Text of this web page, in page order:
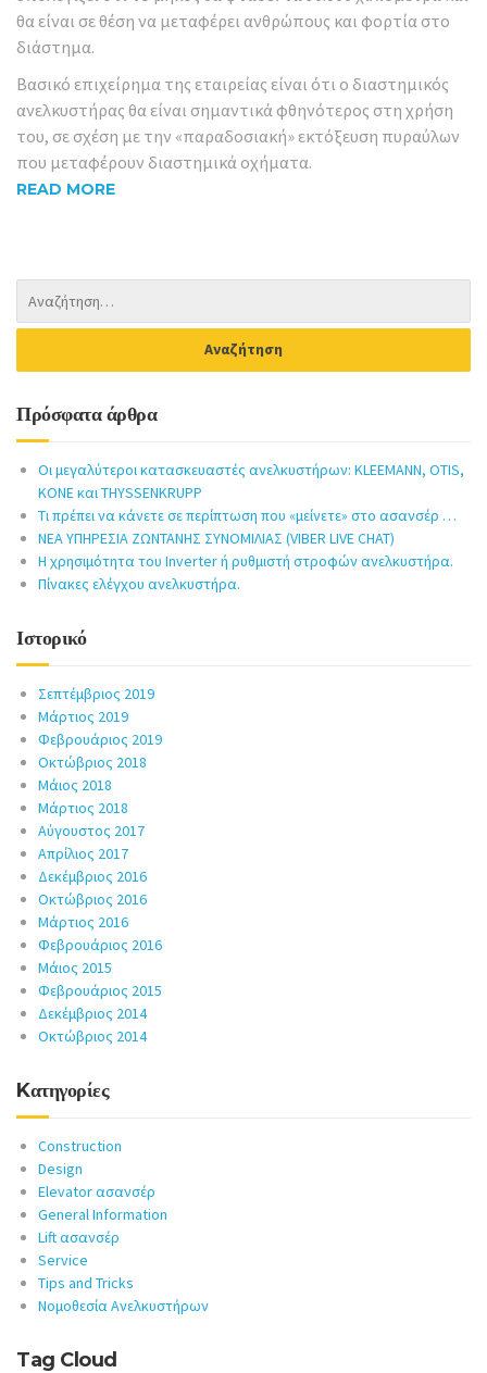
θα είναι σε θέση να μεταφέρει ανθρώπους και φορτία στο
διάστημα.
Βασικό επιχείρημα της εταιρείας είναι ότι ο διαστημικός
ανελκυστήρας θα είναι σημαντικά φθηνότερος στη χρήση
του, σε σχέση με την «παραδοσιακή» εκτόξευση πυραύλων
που μεταφέρουν διαστημικά οχήματα.
READ MORE
Πρόσφατα άρθρα
Οι μεγαλύτεροι κατασκευαστές ανελκυστήρων: KLEEMANN, OTIS,
KONE και THYSSENKRUPP
Τι πρέπει να κάνετε σε περίπτωση που «μείνετε» στο ασανσέρ …
ΝΕΑ ΥΠΗΡΕΣΙΑ ΖΩΝΤΑΝΗΣ ΣΥΝΟΜΙΛΙΑΣ (VIBER LIVE CHAT)
Η χρησιμότητα του Inverter ή ρυθμιστή στροφών ανελκυστήρα.
Πίνακες ελέγχου ανελκυστήρα.
Ιστορικό
Σεπτέμβριος 2019
Μάρτιος 2019
Φεβρουάριος 2019
Οκτώβριος 2018
Μάιος 2018
Μάρτιος 2018
Αύγουστος 2017
Απρίλιος 2017
Δεκέμβριος 2016
Οκτώβριος 2016
Μάρτιος 2016
Φεβρουάριος 2016
Μάιος 2015
Φεβρουάριος 2015
Δεκέμβριος 2014
Οκτώβριος 2014
Kατηγορίες
Construction
Design
Elevator ασανσέρ
General Information
Lift ασανσέρ
Service
Tips and Tricks
Νομοθεσία Ανελκυστήρων
Tag Cloud